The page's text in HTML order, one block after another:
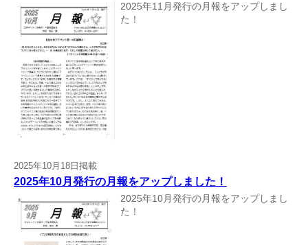
2025年11月発行の月報をアップしまし
た！
2025年10月18日掲載
2025年10月発行の月報をアップしました！
2025年10月発行の月報をアップしまし
た！